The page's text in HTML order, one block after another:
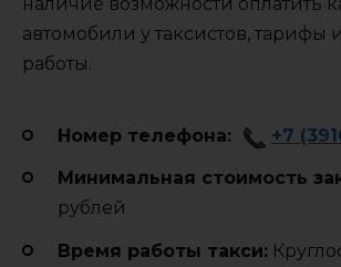
автомобили у таксистов, тарифы
работы.
Номер телефона: +7
Минимальная стоимость
рублей
Время работы такси: